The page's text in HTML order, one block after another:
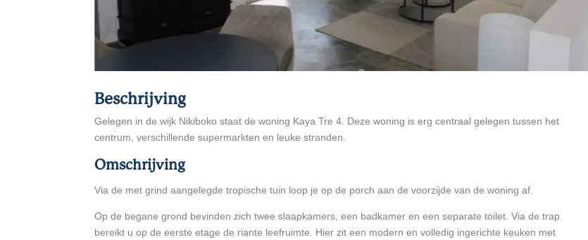
Beschrijving
Gelegen in de wijk Nikiboko staat de woning Kaya Tre 4. Deze woning is erg centraal gelegen tussen het
centrum, verschillende supermarkten en leuke stranden.
Omschrijving
Via de met grind aangelegde tropische tuin loop je op de porch aan de voorzijde van de woning af.
Op de begane grond bevinden zich twee slaapkamers, een badkamer en een separate toilet. Via de trap
bereikt u op de eerste etage de riante leefruimte. Hier zit een modern en volledig ingerichte keuken met